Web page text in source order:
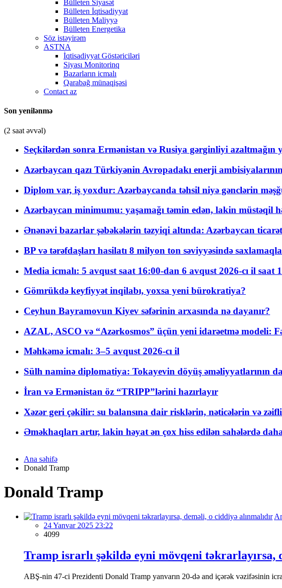
Bülleten Siyasət
Bülleten İqtisadiyyat
Bülleten Maliyyə
Bülleten Energetika
Söz istəyirəm
ASTNA
İqtisadiyyat Göstəriciləri
Siyası Monitorinq
Bazarların icmalı
Qarabağ münaqişəsi
Contact az
Son yenilənmə
(2 saat əvvəl)
Seçkilərdən sonra Ermənistan və Rusiya gərginliyi azaltmağın
Azərbaycan qazı Türkiyənin Avropadakı enerji
Diplom var, iş yoxdur: Azərbaycanda təhsil niyə gənclərin
Azərbaycan minimumu: yaşamağı təmin edən, lakin müstəqil
Ənənəvi bazarlar şəbəkələrin təzyiqi altında: Azərbaycan
BP və tərəfdaşları hasilatı 8 milyon ton səviyyəsində
Media icmalı: 5 avqust saat 16:00-dan 6 avqust 2026-cı il saat
Gömrükdə keyfiyyət inqilabı, yoxsa yeni bürokratiya?
Ceyhun Bayramovun Kiyev səfərinin arxasında nə dayanır?
AZAL, ASCO və “Azərkosmos” üçün yeni idarəetmə modeli:
Məhkəmə icmalı: 3–5 avqust 2026-cı il
Sülh naminə diplomatiya: Tokayevin döyüş əməliyyatlarının
İran və Ermənistan öz “TRIPP”lərini hazırlayır
Xəzər geri çəkilir: su balansına dair risklərin, nəticələrin və
Əməkhaqları artır, lakin həyat ən çox hiss edilən sahələrdə
Ana səhifə
Donald Tramp
Donald Tramp
24 Yanvar 2025 23:22
4099
Tramp israrlı şəkildə eyni mövqeni təkrarlayırsa,
ABŞ-nin 47-ci Prezidenti Donald Tramp yanvarın 20-də and içərək vəzifəsinin